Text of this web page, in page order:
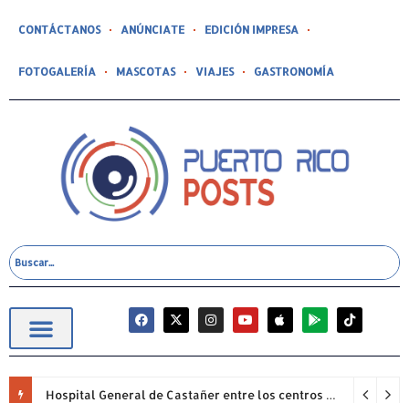
CONTÁCTANOS ANÚNCIATE EDICIÓN IMPRESA
FOTOGALERÍA MASCOTAS VIAJES GASTRONOMÍA
Hospital General de Castañer entre los centros de salud comunitarios con mejor desempeño clínico de Estados Unidos